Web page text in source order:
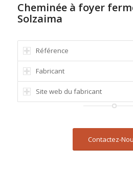
Cheminée à foyer
Solzaima
Référence
Fabricant
Site web du fabricant
Contactez-